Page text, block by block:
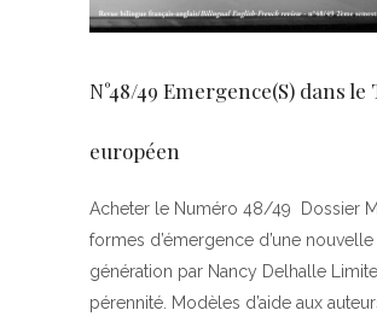
N°48/49 Emergence(S) dans le
européen
Acheter le Numéro 48/49 Dossier
formes d’émergence d’une nouvelle
génération par Nancy Delhalle
pérennité. Modèles d’aide aux